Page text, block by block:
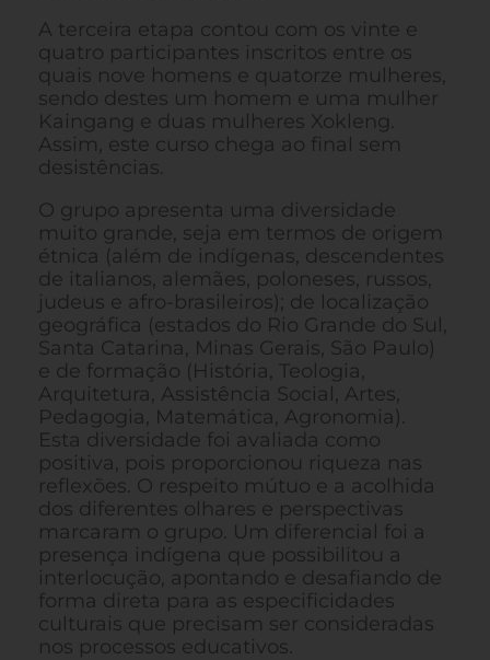
A terceira etapa contou com os vinte e
quatro participantes inscritos entre os
quais nove homens e quatorze mulheres,
sendo destes um homem e uma mulher
Kaingang e duas mulheres Xokleng.
Assim, este curso chega ao final sem
desistências.
O grupo apresenta uma diversidade
muito grande, seja em termos de origem
étnica (além de indígenas, descendentes
de italianos, alemães, poloneses, russos,
judeus e afro-brasileiros); de localização
geográfica (estados do Rio Grande do Sul,
Santa Catarina, Minas Gerais, São Paulo)
e de formação (História, Teologia,
Arquitetura, Assistência Social, Artes,
Pedagogia, Matemática, Agronomia).
Esta diversidade foi avaliada como
positiva, pois proporcionou riqueza nas
reflexões. O respeito mútuo e a acolhida
dos diferentes olhares e perspectivas
marcaram o grupo. Um diferencial foi a
presença indígena que possibilitou a
interlocução, apontando e desafiando de
forma direta para as especificidades
culturais que precisam ser consideradas
nos processos educativos.